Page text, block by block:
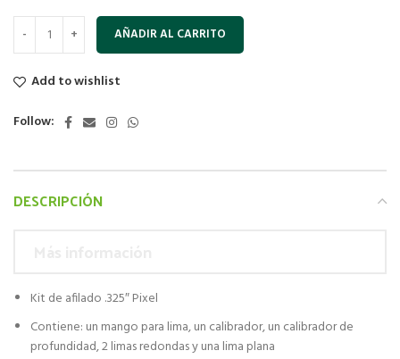
AÑADIR AL CARRITO
Add to wishlist
Follow:
DESCRIPCIÓN
Kit de afilado .325″ Pixel
Contiene: un mango para lima, un calibrador, un calibrador de
profundidad, 2 limas redondas y una lima plana